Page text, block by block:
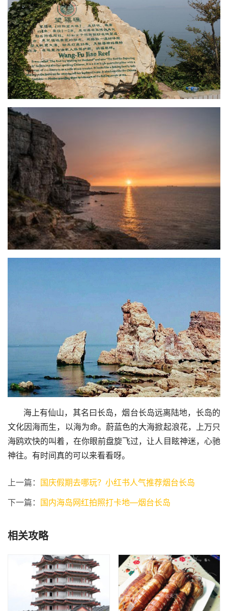
文化因海而生，以海为命。蔚蓝色的大海掀起浪花，上万只
海鸥欢快的叫着，在你眼前盘旋飞过，让人目眩神迷，心驰
神往。有时间真的可以来看看呀。
上一篇： 国庆假期去哪玩？小红书人气推荐烟台长岛
下一篇： 国内海岛网红拍照打卡地—烟台长岛
相关攻略